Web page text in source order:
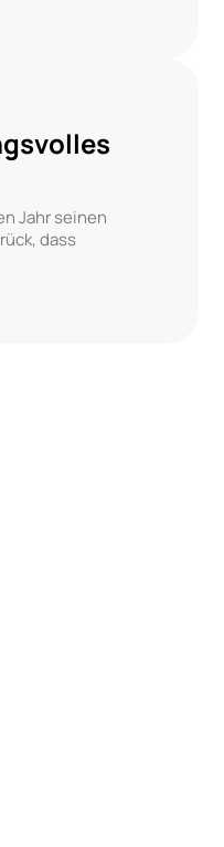
Jahr seinen
dass